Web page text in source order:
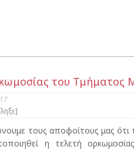
του Τμήματος
τους αποφοίτους μας ότι
η τελετή